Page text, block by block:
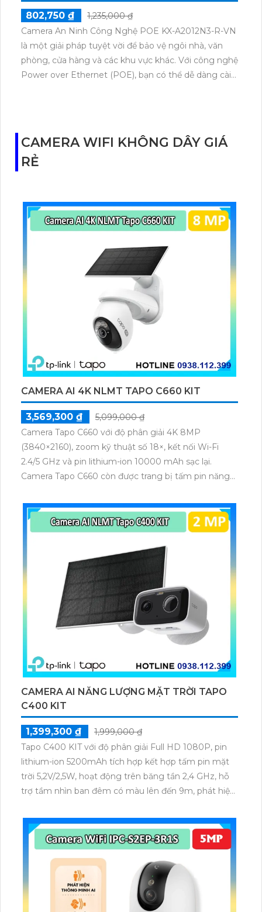
802,750 ₫
1,235,000 ₫
Camera An Ninh Công Nghệ POE KX-A2012N3-R-VN
là một giải pháp tuyệt vời để bảo vệ ngôi nhà, văn
phòng, cửa hàng và các khu vực khác. Với công nghệ
Power over Ethernet (POE), bạn có thể dễ dàng cài
chống nước giúp camera hoạt động ổn định trong
mọi điều kiện thời tiết. Hơn nữa, tích hợp hồng ngoại
cho phép bạn quan sát trong điều kiện ánh sáng yếu
CAMERA WIFI KHÔNG DÂY GIÁ
RẺ
CAMERA AI 4K NLMT TAPO C660 KIT
3,569,300 ₫
5,099,000 ₫
Camera Tapo C660 với độ phân giải 4K 8MP
(3840×2160), zoom kỹ thuật số 18×, kết nối Wi-Fi
2.4/5 GHz và pin lithium-ion 10000 mAh sạc lại.
Camera Tapo C660 còn được trang bị tấm pin năng
thú cưng, phương tiện, lưu trữ thẻ microSD tối đa 512
GB.
CAMERA AI NĂNG LƯỢNG MẶT TRỜI TAPO
C400 KIT
1,399,300 ₫
1,999,000 ₫
Tapo C400 KIT với độ phân giải Full HD 1080P, pin
lithium-ion 5200mAh tích hợp kết hợp tấm pin mặt
trời 5,2V/2,5W, hoạt động trên băng tần 2,4 GHz, hỗ
trợ tầm nhìn ban đêm có màu lên đến 9m, phát hiện
dữ liệu qua thẻ microSD lên đến 512GB.